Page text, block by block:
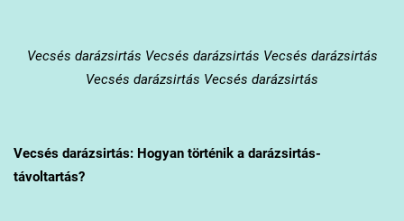
Vecsés darázsirtás Vecsés darázsirtás Vecsés darázsirtás
Vecsés darázsirtás Vecsés darázsirtás
Vecsésdarázsirtás: Hogyan történik a darázsirtás-
távoltartás?